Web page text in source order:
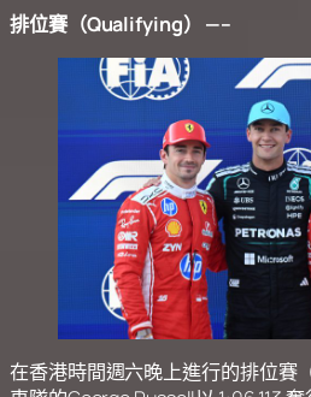
排位賽（Qualifying） —–
在香港時間週六晚上進行的排位賽